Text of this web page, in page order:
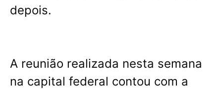
depois.
A reunião realizada nesta semana
na capital federal contou com a